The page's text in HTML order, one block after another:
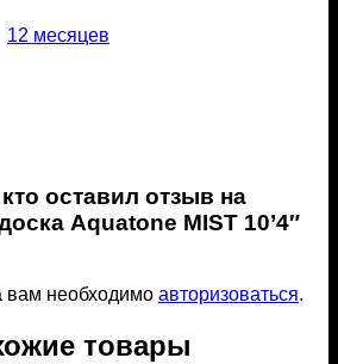
12 месяцев
оставил отзыв на
Aquatone MIST 10’4″
вам необходимо авторизоваться.
товары